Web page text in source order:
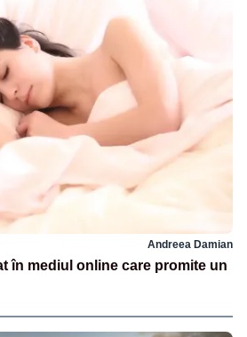
Andreea Damian
în mediul online care promite un